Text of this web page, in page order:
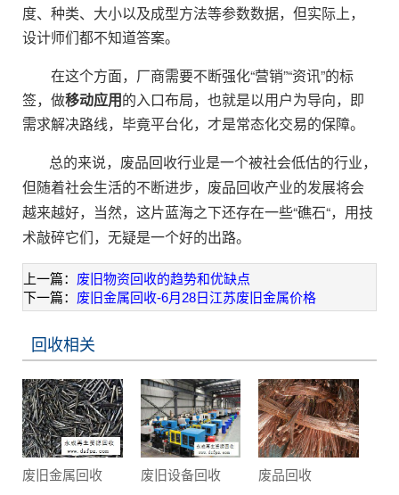
度、种类、大小以及成型方法等参数数据，但实际上，
设计师们都不知道答案。
在这个方面，厂商需要不断强化“营销”“资讯”的标
签，做移动应用的入口布局，也就是以用户为导向，即
需求解决路线，毕竟平台化，才是常态化交易的保障。
总的来说，废品回收行业是一个被社会低估的行业，
但随着社会生活的不断进步，废品回收产业的发展将会
越来越好，当然，这片蓝海之下还存在一些“礁石“，用技
术敲碎它们，无疑是一个好的出路。
上一篇： 废旧物资回收的趋势和优缺点
下一篇： 废旧金属回收-6月28日江苏废旧金属价格
回收相关
废旧金属回收 废旧设备回收 废品回收